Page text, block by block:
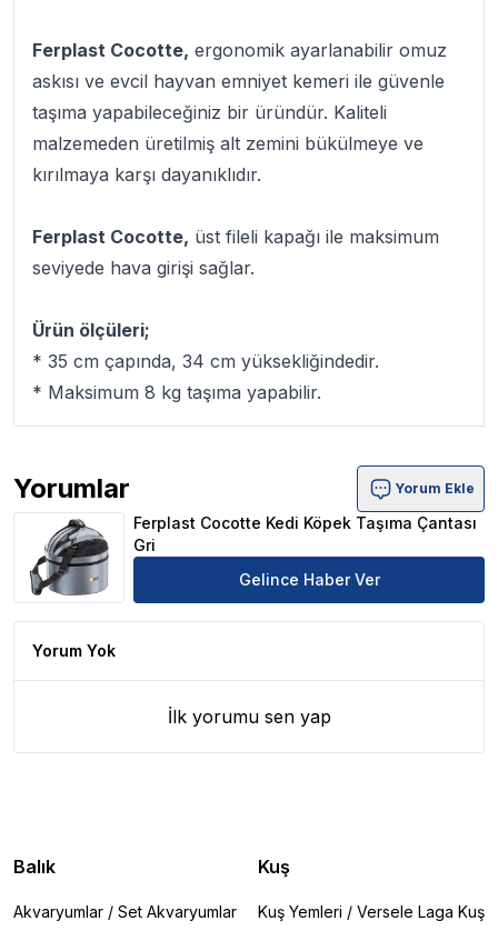
Ferplast Cocotte, ergonomik ayarlanabilir omuz
askısı ve evcil hayvan emniyet kemeri ile güvenle
taşıma yapabileceğiniz bir üründür. Kaliteli
malzemeden üretilmiş alt zemini bükülmeye ve
kırılmaya karşı dayanıklıdır.
Ferplast Cocotte, üst fileli kapağı ile maksimum
seviyede hava girişi sağlar.
Ürün ölçüleri;
* 35 cm çapında, 34 cm yüksekliğindedir.
* Maksimum 8 kg taşıma yapabilir.
Yorumlar
Ferplast Cocotte Kedi Köpek Taşıma Çantası Gri Ürün
Yorum Ekle
Ferplast Cocotte Kedi Köpek Taşıma Çantası
Gri
Gelince Haber Ver
Yorum Yok
İlk yorumu sen yap
Balık
Akvaryumlar / Set Akvaryumlar
Kuş
Kuş Yemleri / Versele Laga Kuş